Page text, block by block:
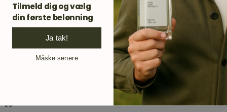
Fri fragt over 499 kr.
Hurtig levering 1-2 hverdage
Sikker betaling
Trustpilot
Tilmeld dig og vælg
din første belønning
Ja tak!
Måske senere